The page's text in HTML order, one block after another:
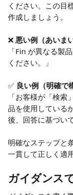
ください。この目
作成しましょう。
❌ 悪い例（あいま
「Fin が異なる製
ください。」
✅ 良い例（明確で
「お客様が「検
品を使用している
後、回答に基づい
明確なステップと
一貫して正しく適
ガイダンス